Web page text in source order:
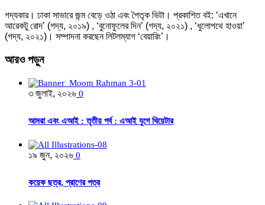
গদ্যকার। ঢাকা সাভারে জন্ম বেড়ে ওঠা এবং পৈতৃক ভিটা। প্রকাশিত বই: ‘এখানে
আরেকটু রোদ’ (গদ্য, ২০১৯) , ‘বুনোফুলের দিন’ (গদ্য, ২০২১) , ‘ধুলোপথে হাওয়া’
(গদ্য, ২০২১)। সম্পাদনা করছেন লিটলম্যাগ ‘বেয়ারিং’।
আরওপড়ুন
৩ জুলাই, ২০২৬ 0
আমরা এবং এআই : তৃতীয় পর্ব : এআই যুগে থিয়েটার
১৯ জুন, ২০২৬ 0
কয়েক ছত্র, প্রাণের পত্র